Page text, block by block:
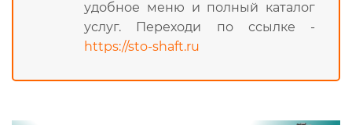
удобное меню и полный каталог
услуг. Переходи по ссылке -
https://sto-shaft.ru